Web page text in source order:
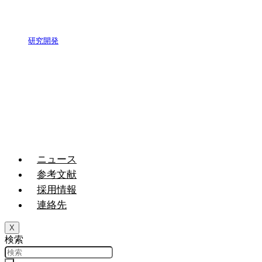
研究開発
ニュース
参考文献
採用情報
連絡先
X
検索